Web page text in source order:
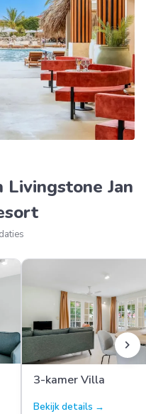
Livingstone Jan
3-kamer Villa
Bekijk details →
chevron_right